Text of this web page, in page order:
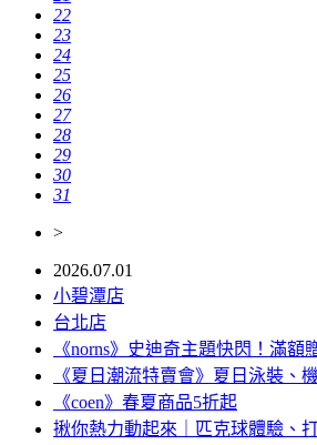
22
23
24
25
26
27
28
29
30
31
>
2026.07.01
小碧潭店
台北店
《norns》史迪奇主題快閃！滿額
《夏日潮流特賣會》夏日泳裝、
《coen》春夏商品5折起
揪你熱力動起來｜匹克球體驗、